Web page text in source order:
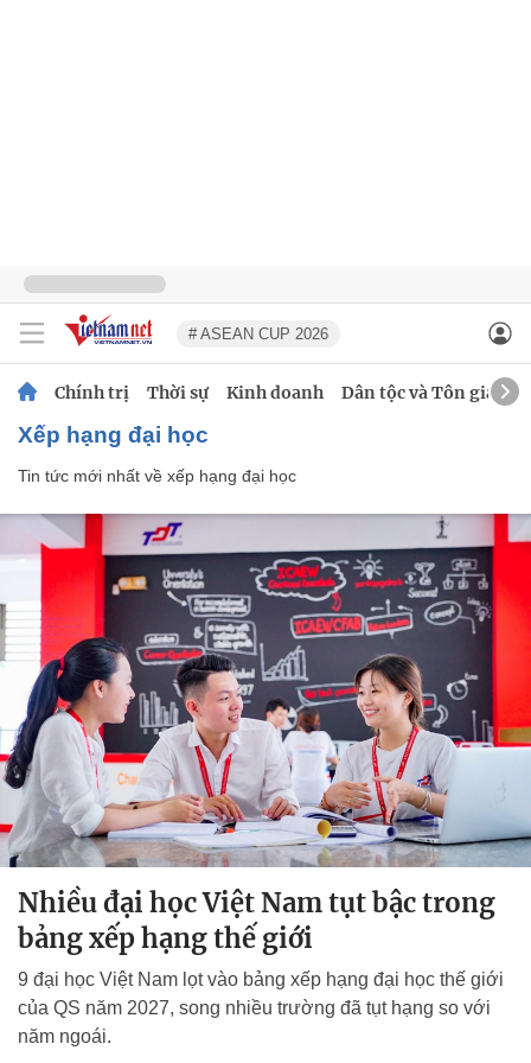
# ASEAN CUP 2026
Chính trị Thời sự Kinh doanh Dân tộc và Tôn giáo
xếp hạng đại học
Tin tức mới nhất về xếp hạng đại học
Nhiều đại học Việt Nam tụt bậc trong
bảng xếp hạng thế giới
9 đại học Việt Nam lọt vào bảng xếp hạng đại học thế giới
của QS năm 2027, song nhiều trường đã tụt hạng so với
năm ngoái.